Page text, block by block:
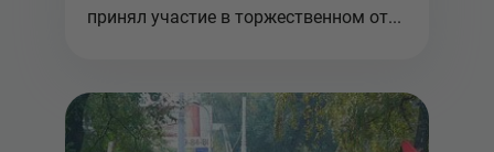
принял участие в торжественном от...